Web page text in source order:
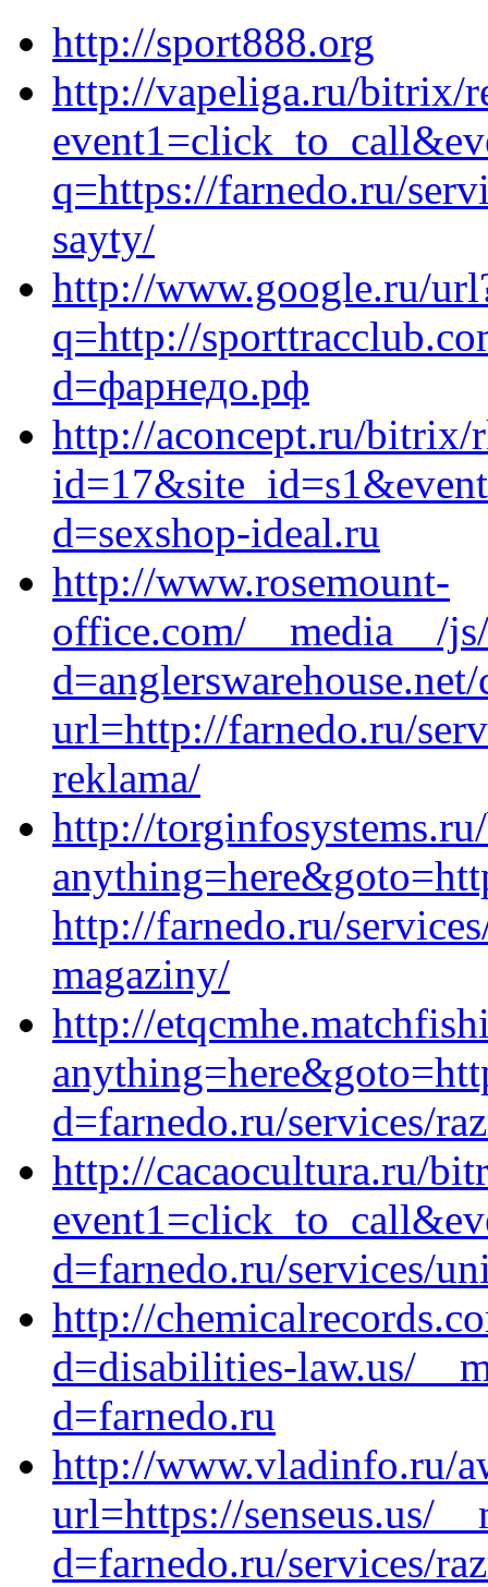
http://sport888.org
http://vapeliga.ru/bitrix/
q=https://farnedo.ru/
sayty/
http://www.google.ru/
q=http://
d=фарнедо.рф
http://aconcept.ru/bitrix/
d=sexshop-ideal.ru
http://www.rosemount-
office.com/__media__/
url=http://farnedo.ru/
reklama/
http://
http://farnedo.ru/
magaziny/
http://
d=farnedo.ru/services/
http://cacaocultura.ru/
d=farnedo.ru/services/
http://
d=disabilities-law.us/
d=farnedo.ru
http://www.vladinfo.ru/
url=https://senseus.us/
d=farnedo.ru/services/